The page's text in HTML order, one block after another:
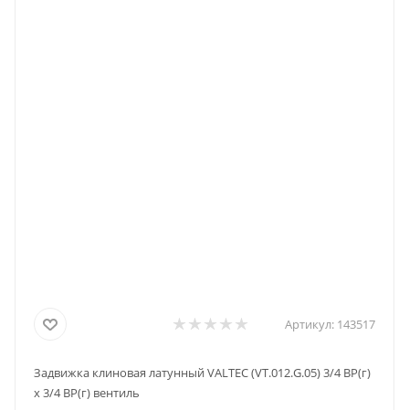
Артикул: 143517
Задвижка клиновая латунный VALTEC (VT.012.G.05) 3/4 ВР(г)
х 3/4 ВР(г) вентиль